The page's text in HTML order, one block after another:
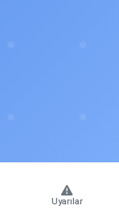
Uyarılar